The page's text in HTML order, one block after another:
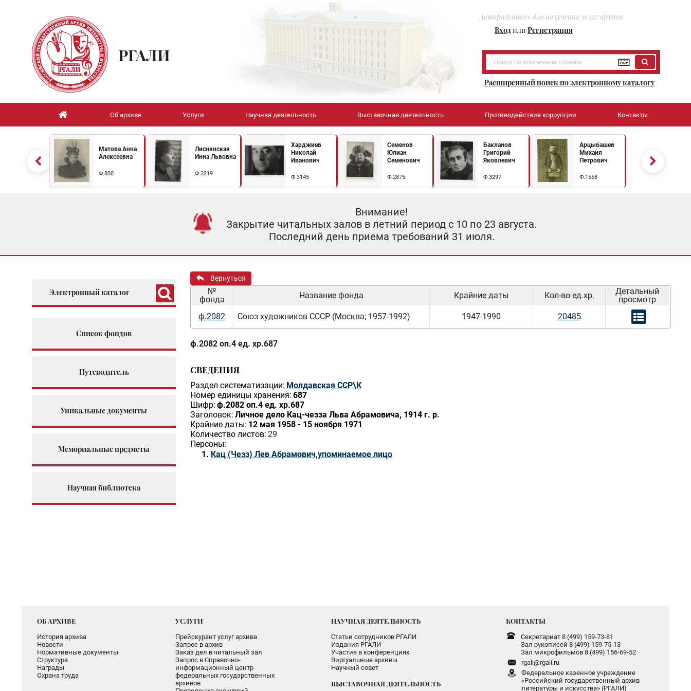
Авторизуйтесь для получения услуг архива
ВходилиРегистрация
РГАЛИ
Расширенный поиск по электронному каталогу
Об архиве Услуги Научная деятельность Выставочная деятельность Противодействие коррупции Контакты
Матова Анна
Алексеевна
Ф.800
Лиснянская
Инна Львовна
Ф.3219
Харджиев
Николай
Иванович
Ф.3145
Семенов
Юлиан
Семенович
Ф.2875
Бакланов
Григорий
Яковлевич
Ф.3297
Арцыбашев
Михаил
Петрович
Ф.1558
Внимание!
Закрытие читальных залов в летний период с 10 по 23 августа.
Последний день приема требований 31 июля.
Электронный каталог
Список фондов
Путеводитель
Уникальные документы
Мемориальные предметы
Научная библиотека
Вернуться
№
фонда
Название фонда Крайние даты Кол-во ед.хр.
Детальный
просмотр
ф.2082
Союз художников СССР (Москва; 1957-1992) 1947-1990 20485
ф.2082 оп.4 ед. хр.687
СВЕДЕНИЯ
Раздел систематизации: Молдавская ССР\К
Номер единицы хранения: 687
Шифр: ф.2082 оп.4 ед. хр.687
Заголовок: Личное дело Кац-чезза Льва Абрамовича, 1914 г. р.
Крайние даты: 12 мая 1958 - 15 ноября 1971
Количество листов: 29
Персоны:
Кац (Чезз) Лев Абрамович,упоминаемое лицо
ОБ АРХИВЕ
История архива
Новости
Нормативные документы
Структура
Награды
Охрана труда
УСЛУГИ
Прейскурант услуг архива
Запрос в архив
Заказ дел в читальный зал
Запрос в Справочно-
информационный центр
федеральных государственных
архивов
НАУЧНАЯ ДЕЯТЕЛЬНОСТЬ
Статьи сотрудников РГАЛИ
Издания РГАЛИ
Участие в конференциях
Виртуальные архивы
Научный совет
ВЫСТАВОЧНАЯ ДЕЯТЕЛЬНОСТЬ
КОНТАКТЫ
Секретариат 8 (499) 159-73-81
Зал рукописей 8 (499) 159-75-13
Зал микрофильмов 8 (499) 156-69-52
rgali@rgali.ru
Федеральное казенное учреждение
«Российский государственный архив
литературы и искусства» (РГАЛИ)